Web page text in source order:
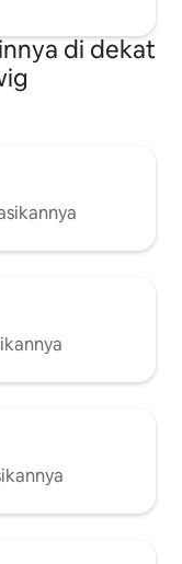
di dekat